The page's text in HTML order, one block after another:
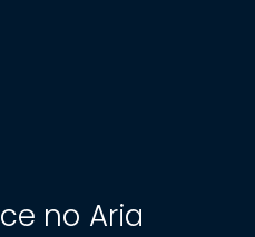
no Aria